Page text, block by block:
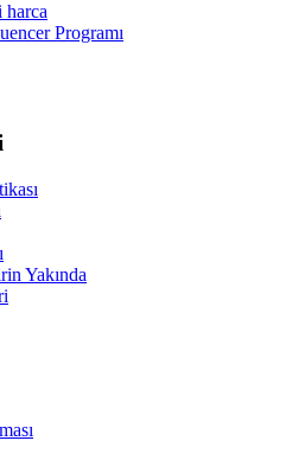
harca
Programı
Yakında